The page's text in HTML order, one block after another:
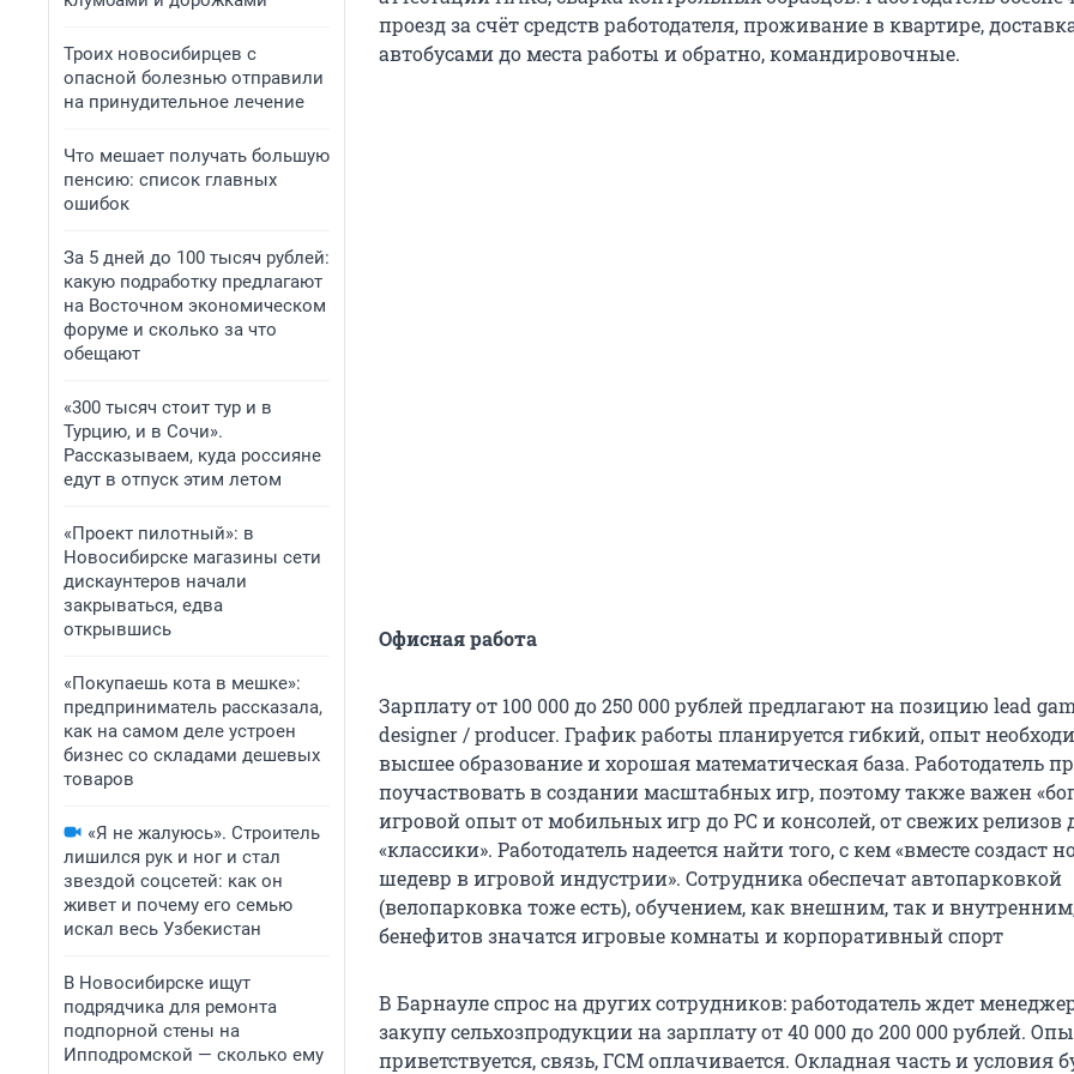
Троих новосибирцев с
опасной болезнью отправили
на принудительное лечение
Что мешает получать большую
пенсию: список главных
ошибок
За 5 дней до 100 тысяч рублей:
какую подработку предлагают
на Восточном экономическом
форуме и сколько за что
обещают
«300 тысяч стоит тур и в
Турцию, и в Сочи».
Рассказываем, куда россияне
едут в отпуск этим летом
«Проект пилотный»: в
Новосибирске магазины сети
дискаунтеров начали
закрываться, едва
открывшись
«Покупаешь кота в мешке»:
предприниматель рассказала,
как на самом деле устроен
бизнес со складами дешевых
товаров
«Я не жалуюсь». Строитель
лишился рук и ног и стал
звездой соцсетей: как он
живет и почему его семью
искал весь Узбекистан
В Новосибирске ищут
подрядчика для ремонта
подпорной стены на
Ипподромской — сколько ему
проезд за счёт средств работодателя, проживание в квартире,
автобусами до места работы и обратно, командировочные.
Офисная работа
Зарплату от 100 000 до 250 000 рублей предлагают на позицию lead
designer / producer. График работы планируется гибкий, опыт
высшее образование и хорошая математическая база. Работодатель
поучаствовать в создании масштабных игр, поэтому также важен
игровой опыт от мобильных игр до PC и консолей, от свежих релизов
«классики». Работодатель надеется найти того, с кем «вместе создаст
шедевр в игровой индустрии». Сотрудника обеспечат автопарковкой
(велопарковка тоже есть), обучением, как внешним, так и
бенефитов значатся игровые комнаты и корпоративный спорт
В Барнауле спрос на других сотрудников: работодатель ждет
закупу сельхозпродукции на зарплату от 40 000 до 200 000 рублей.
приветствуется, связь, ГСМ оплачивается. Окладная часть и условия